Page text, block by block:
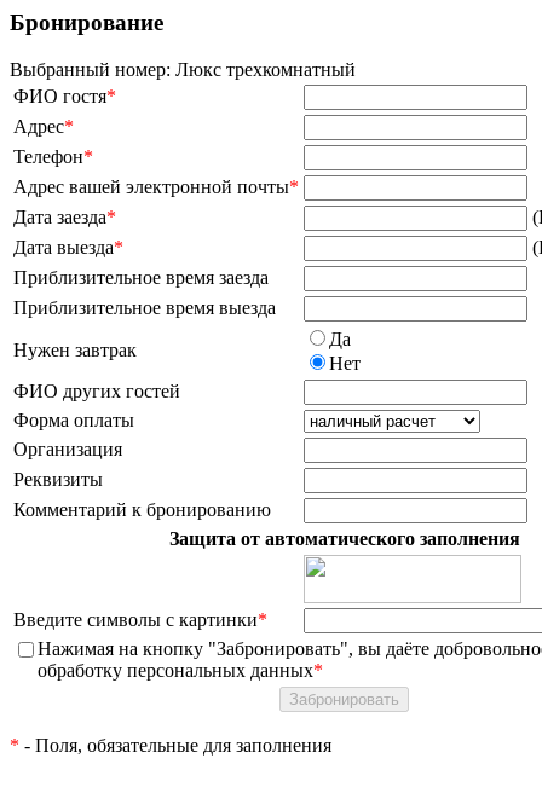
Бронирование
Выбранный номер: Люкс трехкомнатный
ФИО гостя*
Адрес*
Телефон*
Адрес вашей электронной почты*
Дата заезда*
Дата выезда*
Приблизительное время заезда
Приблизительное время выезда
Нужен завтрак
Да
Нет
ФИО других гостей
Форма оплаты
Организация
Реквизиты
Комментарий к бронированию
Защита от автоматического заполнения
Введите символы с картинки*
Нажимая на кнопку "Забронировать", вы даёте
обработку персональных данных*
* - Поля, обязательные для заполнения